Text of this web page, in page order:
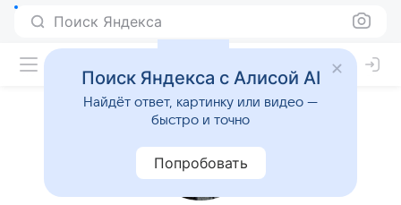
Поиск Яндекса
Поиск Яндекса с Алисой AI
Найдёт ответ, картинку или видео —
быстро и точно
Попробовать